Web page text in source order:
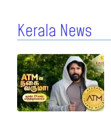
Kerala News